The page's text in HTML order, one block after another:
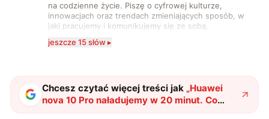
na codzienne życie. Piszę o cyfrowej kulturze,
innowacjach oraz trendach zmieniających sposób, w
jaki pracujemy i komunikujemy się ze sobą.
Szczególnie interesuje mnie relacja między rozwojem
technologii a współczesną popkulturą. W wolnych
jeszcze 15 słów ▸
Chcesz czytać więcej treści jak „Huawei
nova 10 Pro naładujemy w 20 minut. Co
jeszcze ujawnia przeciek?"?